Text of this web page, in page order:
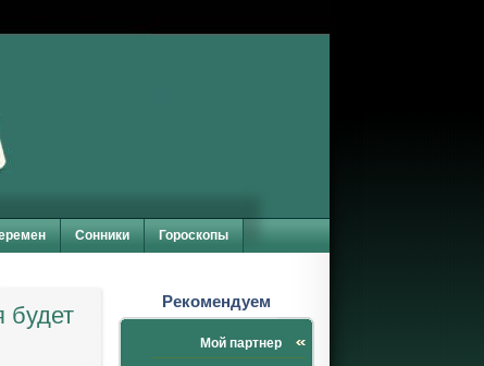
Сонники Гороскопы
будет
Рекомендуем
Мой партнер